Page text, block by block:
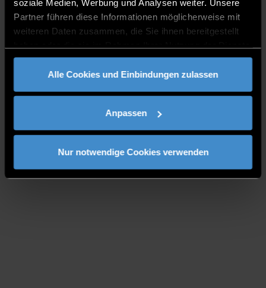
soziale Medien, Werbung und Analysen weiter. Unsere
Partner führen diese Informationen möglicherweise mit
weiteren Daten zusammen, die Sie ihnen bereitgestellt
gesammelt haben.
Alle Cookies und Einbindungen zulassen
Anpassen
Nur notwendige Cookies verwenden